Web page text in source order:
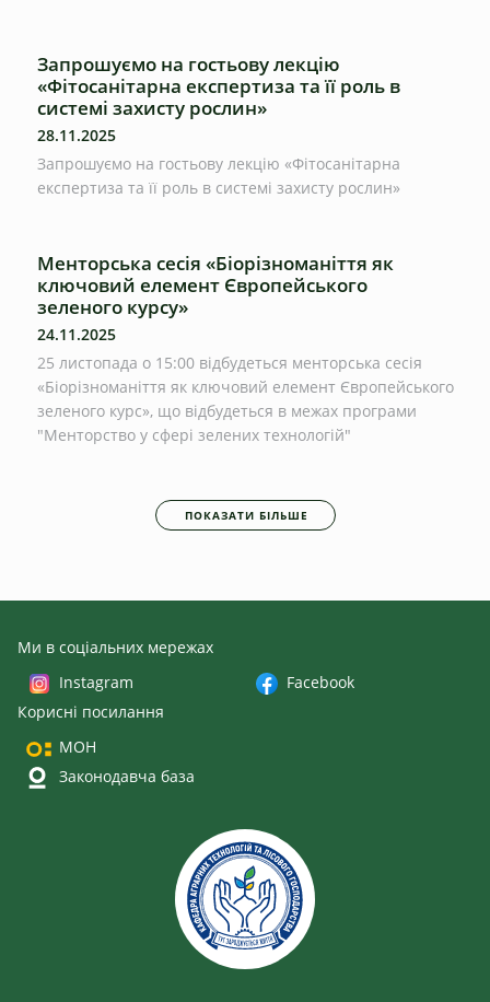
Запрошуємо на гостьову лекцію
«Фітосанітарна експертиза та її роль в
системі захисту рослин»
28.11.2025
Запрошуємо на гостьову лекцію «Фітосанітарна
експертиза та її роль в системі захисту рослин»
Менторська сесія «Біорізноманіття як
ключовий елемент Європейського
зеленого курсу»
24.11.2025
25 листопада о 15:00 відбудеться менторська сесія
«Біорізноманіття як ключовий елемент Європейського
зеленого курс», що відбудеться в межах програми
"Менторство у сфері зелених технологій"
ПОКАЗАТИ БІЛЬШЕ
Ми в соціальних мережах
Instagram
Facebook
Корисні посилання
МОН
Законодавча база